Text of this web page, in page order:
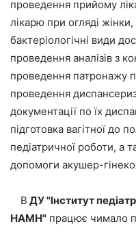
проведення прийому
лікарю при огляді жінки,
бактеріологічні види
проведення аналізів з
проведення патронажу
проведення
документації по їх
підготовка вагітної до
педіатричної роботи, а
допомоги акушер-
В ДУ "Інститут
НАМН" працює чимало